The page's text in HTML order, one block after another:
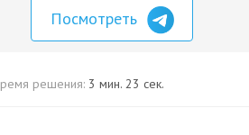
Посмотреть
решения: 3 мин. 23 сек.